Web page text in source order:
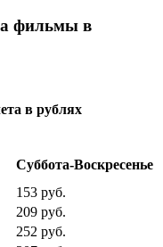
фильмы в
в рублях
Суббота-Воскресенье
153 руб.
209 руб.
252 руб.